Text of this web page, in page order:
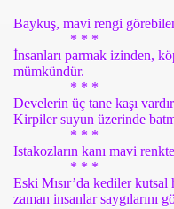
Baykuş, mavi rengi
* * *
İnsanları parmak izinden,
mümkündür.
* * *
Develerin üç tane kaşı
Kirpiler suyun üzerinde
* * *
Istakozların kanı mavi
* * *
Eski Mısır’da kediler
zaman insanlar saygılarını